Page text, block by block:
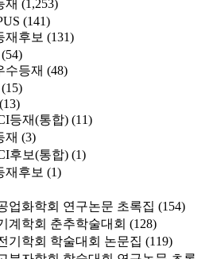
재 (1,253)
(141)
재후보 (131)
(54)
수등재 (48)
(15)
(13)
등재(통합) (11)
재 (3)
후보(통합) (1)
재후보 (1)
업화학회 연구논문 초록집 (154)
계학회 춘추학술대회 (128)
기학회 학술대회 논문집 (119)